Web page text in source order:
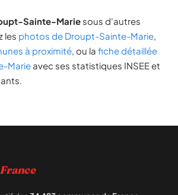
Sainte-Marie sous d'autres
les photos de Droupt-Sainte-Marie,
à proximité, ou la fiche détaillée
Marie avec ses statistiques INSEE et
France